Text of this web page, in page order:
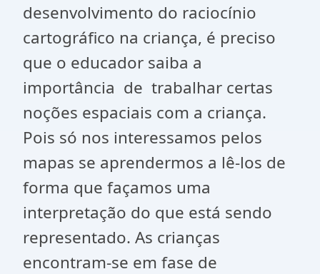
desenvolvimento do raciocínio
cartográfico na criança, é preciso
que o educador saiba a
importância de trabalhar certas
noções espaciais com a criança.
Pois só nos interessamos pelos
mapas se aprendermos a lê-los de
forma que façamos uma
interpretação do que está sendo
representado. As crianças
encontram-se em fase de